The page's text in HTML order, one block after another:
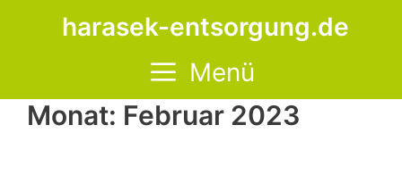
harasek-entsorgung.de
Menü
Monat: Februar 2023